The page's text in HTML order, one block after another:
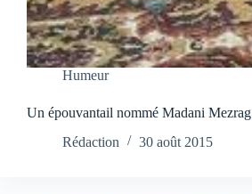
Humeur
Un épouvantail nommé Madani Mezrag
Rédaction
30 août 2015